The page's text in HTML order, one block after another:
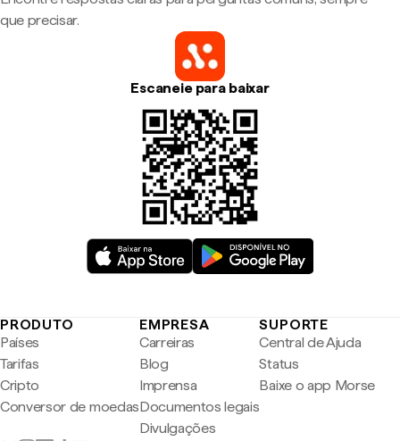
que precisar.
Escaneie para baixar
PRODUTO
Países
Tarifas
Cripto
Conversor de moedas
EMPRESA
Carreiras
Blog
Imprensa
Documentos legais
Divulgações
SUPORTE
Central de Ajuda
Status
Baixe o app Morse